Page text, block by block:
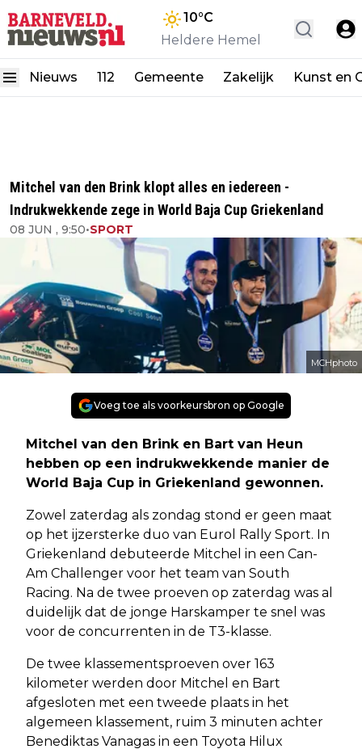
10°C
Heldere Hemel
Nieuws 112 Gemeente Zakelijk Kunst en
Mitchel van den Brink klopt alles en iedereen -
Indrukwekkende zege in World Baja Cup Griekenland
08 JUN , 9:50•SPORT
MCHphoto
Voeg toe als voorkeursbron op Google
Mitchel van den Brink en Bart van Heun
hebben op een indrukwekkende manier de
World Baja Cup in Griekenland gewonnen.
Zowel zaterdag als zondag stond er geen maat
op het ijzersterke duo van Eurol Rally Sport. In
Griekenland debuteerde Mitchel in een Can-
Am Challenger voor het team van South
Racing. Na de twee proeven op zaterdag was al
duidelijk dat de jonge Harskamper te snel was
voor de concurrenten in de T3-klasse.
De twee klassementsproeven over 163
kilometer werden door Mitchel en Bart
afgesloten met een tweede plaats in het
algemeen klassement, ruim 3 minuten achter
Benediktas Vanagas in een Toyota Hilux